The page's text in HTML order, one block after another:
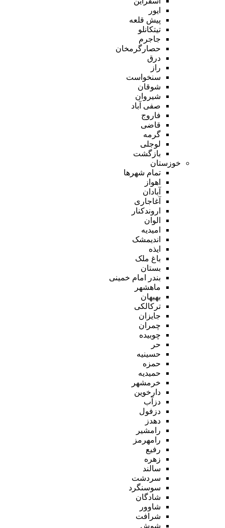
ایور
پیش قلعه
تیتکانلو
جاجرم
حصارگرمخان
درق
راز
سنخواست
شوقان
شیروان
صفی آباد
فاروج
قاضی
گرمه
لوجلی
بازگشت
خوزستان
تمام شهر‌ها
اهواز
آبادان
آغاجاری
اروندکنار
الوان
امیدیه
اندیمشک
ایذه
باغ ملک
بستان
بندر امام خمینی
ماهشهر
بهبهان
ترکالکی
جایزان
چمران
چوبیده
حر
حسینیه
حمزه
حمیدیه
خرمشهر
دارخوین
دزآب
دزفول
دهدز
رامشیر
رامهرمز
رفیع
زهره
سالند
سردشت
سوسنگرد
شادگان
شاوور
شرافت
شوش